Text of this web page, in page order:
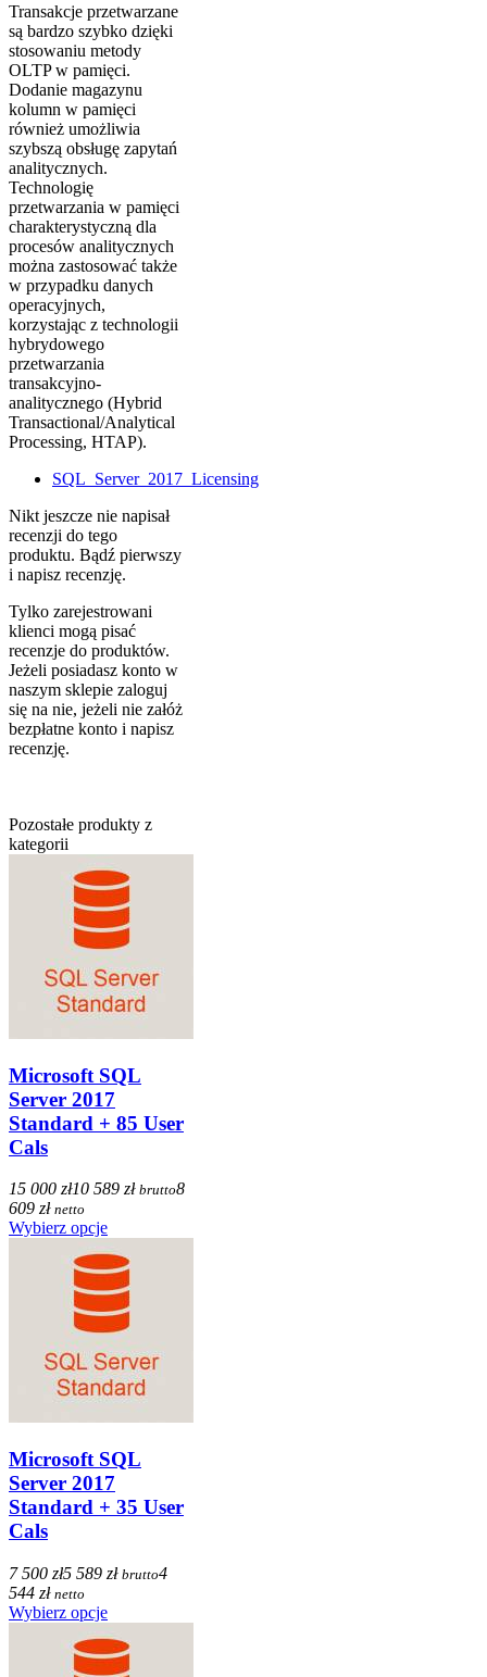
Transakcje przetwarzane
są bardzo szybko dzięki
stosowaniu metody
OLTP w pamięci.
Dodanie magazynu
kolumn w pamięci
również umożliwia
szybszą obsługę zapytań
analitycznych.
Technologię
przetwarzania w pamięci
charakterystyczną dla
procesów analitycznych
można zastosować także
w przypadku danych
operacyjnych,
korzystając z technologii
hybrydowego
przetwarzania
transakcyjno-
analitycznego (Hybrid
Transactional/Analytical
Processing, HTAP).
SQL_Server_2017_Licensing
Nikt jeszcze nie napisał
recenzji do tego
produktu. Bądź pierwszy
i napisz recenzję.
Tylko zarejestrowani
klienci mogą pisać
recenzje do produktów.
Jeżeli posiadasz konto w
naszym sklepie zaloguj
się na nie, jeżeli nie załóż
bezpłatne konto i napisz
recenzję.
Pozostałe produkty z
kategorii
Microsoft SQL
Server 2017
Standard + 85 User
Cals
15 000 zł10 589 zł brutto8
609 zł netto
Wybierz opcje
Microsoft SQL
Server 2017
Standard + 35 User
Cals
7 500 zł5 589 zł brutto4
544 zł netto
Wybierz opcje